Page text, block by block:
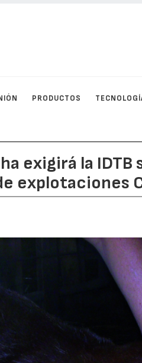
PRODUCTOS
exigirá la
explotaciones